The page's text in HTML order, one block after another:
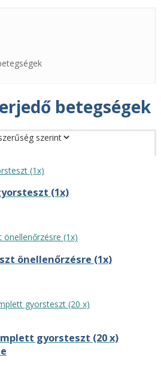
betegségek
(1x)
önellenőrzésre (1x)
gyorsteszt (20 x)